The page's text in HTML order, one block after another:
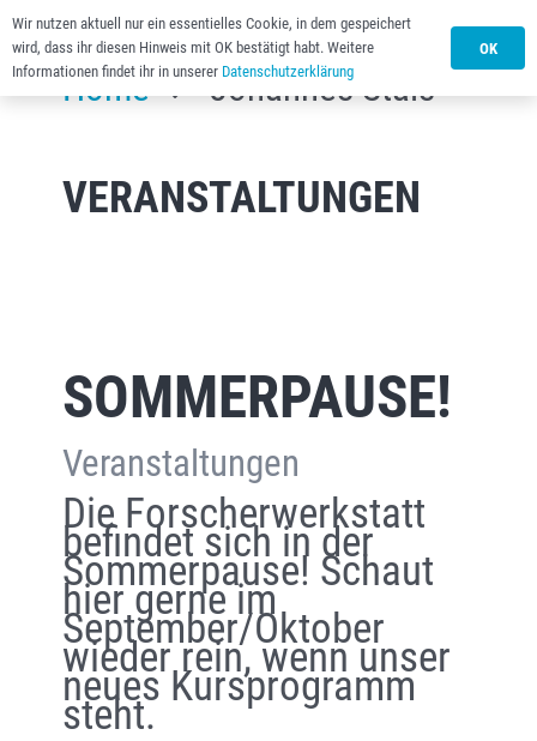
Home Johannes Stais
VERANSTALTUNGEN
SOMMERPAUSE!
Veranstaltungen
Die Forscherwerkstatt
befindet sich in der
Sommerpause! Schaut
hier gerne im
September/Oktober
wieder rein, wenn unser
neues Kursprogramm
steht.
Wir nutzen aktuell nur ein essentielles Cookie, in dem gespeichert
wird, dass ihr diesen Hinweis mit OK bestätigt habt. Weitere
Informationen findet ihr in unserer Datenschutzerklärung
OK